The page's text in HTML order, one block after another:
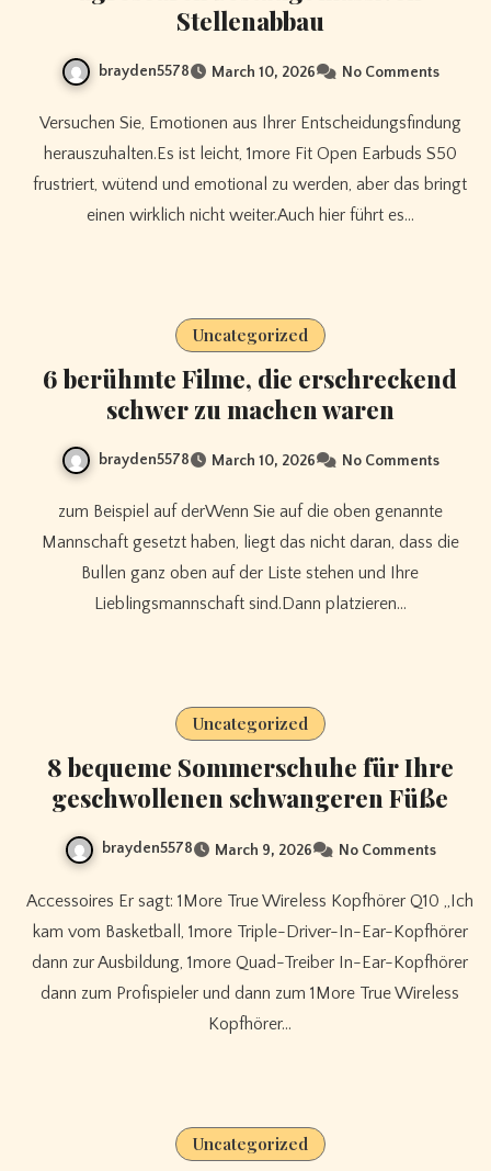
Stellenabbau
brayden5578 March 10, 2026 No Comments
Versuchen Sie, Emotionen aus Ihrer Entscheidungsfindung
herauszuhalten.Es ist leicht, 1more Fit Open Earbuds S50
frustriert, wütend und emotional zu werden, aber das bringt
einen wirklich nicht weiter.Auch hier führt es…
Uncategorized
6 berühmte Filme, die erschreckend
schwer zu machen waren
brayden5578 March 10, 2026 No Comments
zum Beispiel auf derWenn Sie auf die oben genannte
Mannschaft gesetzt haben, liegt das nicht daran, dass die
Bullen ganz oben auf der Liste stehen und Ihre
Lieblingsmannschaft sind.Dann platzieren…
Uncategorized
8 bequeme Sommerschuhe für Ihre
geschwollenen schwangeren Füße
brayden5578 March 9, 2026 No Comments
Accessoires Er sagt: 1More True Wireless Kopfhörer Q10 „Ich
kam vom Basketball, 1more Triple-Driver-In-Ear-Kopfhörer
dann zur Ausbildung, 1more Quad-Treiber In-Ear-Kopfhörer
dann zum Profispieler und dann zum 1More True Wireless
Kopfhörer…
Uncategorized